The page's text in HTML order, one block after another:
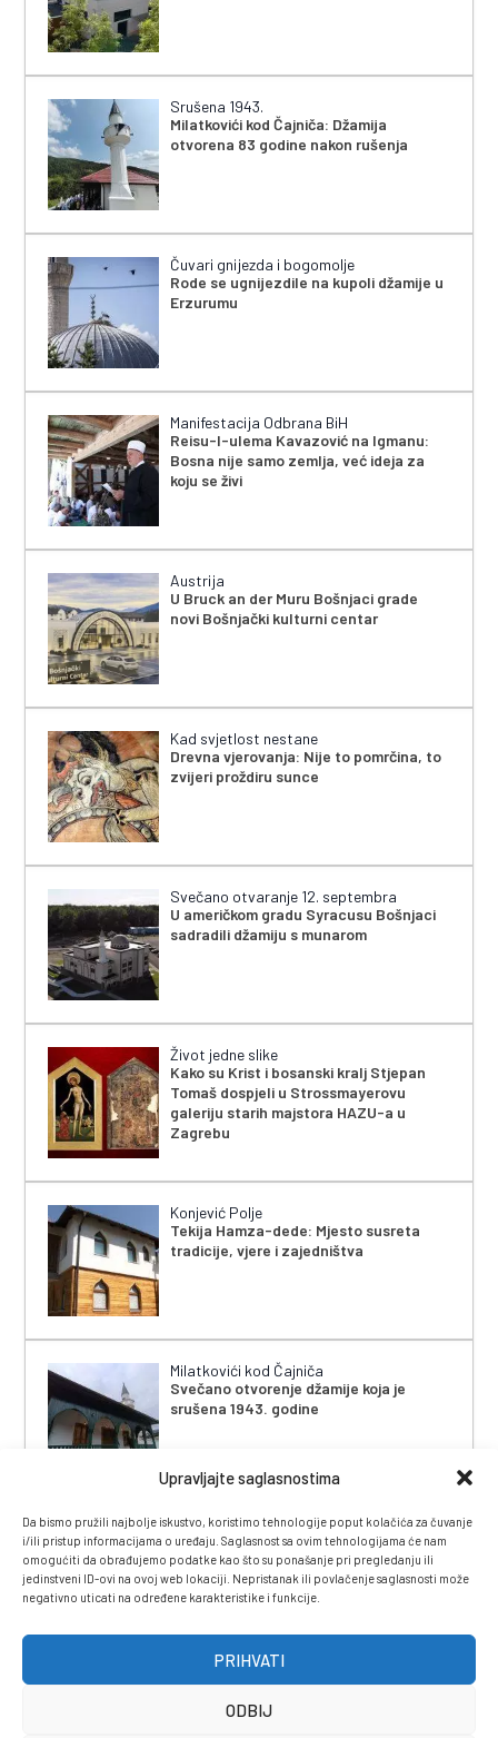
Upravljajte saglasnostima
Da bismo pružili najbolje iskustvo, koristimo tehnologije poput kolačića za čuvanje
i/ili pristup informacijama o uređaju. Saglasnost sa ovim tehnologijama će nam
omogućiti da obrađujemo podatke kao što su ponašanje pri pregledanju ili
jedinstveni ID-ovi na ovoj web lokaciji. Nepristanak ili povlačenje saglasnosti može
negativno uticati na određene karakteristike i funkcije.
PRIHVATI
ODBIJ
Srušena 1943.
Milatkovići kod Čajniča: Džamija
otvorena 83 godine nakon rušenja
Čuvari gnijezda i bogomolje
Rode se ugnijezdile na kupoli džamije u
Erzurumu
Manifestacija Odbrana BiH
Reisu-l-ulema Kavazović na Igmanu:
Bosna nije samo zemlja, već ideja za
koju se živi
Austrija
U Bruck an der Muru Bošnjaci grade
novi Bošnjački kulturni centar
Kad svjetlost nestane
Drevna vjerovanja: Nije to pomrčina, to
zvijeri proždiru sunce
Svečano otvaranje 12. septembra
U američkom gradu Syracusu Bošnjaci
sadradili džamiju s munarom
Život jedne slike
Kako su Krist i bosanski kralj Stjepan
Tomaš dospjeli u Strossmayerovu
galeriju starih majstora HAZU-a u
Zagrebu
Konjević Polje
Tekija Hamza-dede: Mjesto susreta
tradicije, vjere i zajedništva
Milatkovići kod Čajniča
Svečano otvorenje džamije koja je
srušena 1943. godine
KONTAKT